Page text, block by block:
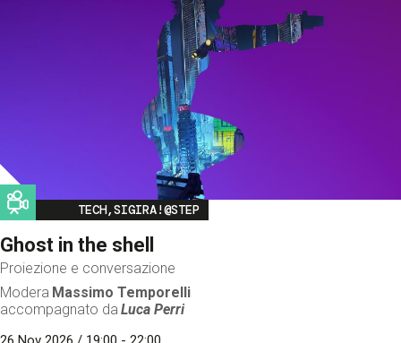
Image
TECH,SIGIRA!@STEP
Ghost in the shell
Proiezione e conversazione
Modera Massimo Temporelli
accompagnato da Luca Perri